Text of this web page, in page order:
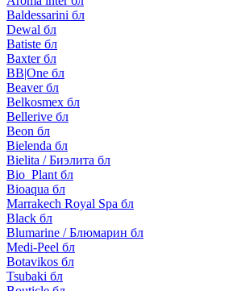
Baldessarini бл
Dewal бл
Batiste бл
Baxter бл
BB|One бл
Beaver бл
Belkosmex бл
Bellerive бл
Beon бл
Bielenda бл
Bielita / Биэлита бл
Bio_Plant бл
Bioaqua бл
Marrakech Royal Spa бл
Black бл
Blumarine / Блюмарин бл
Medi-Peel бл
Botavikos бл
Tsubaki бл